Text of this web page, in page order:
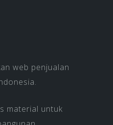
web penjualan
material untuk